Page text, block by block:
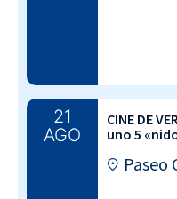
21
AGO
CINE DE
uno 5
Paseo